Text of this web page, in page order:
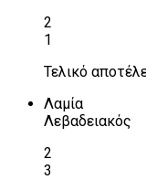
2
1
Τελικό
Λαμία
Λεβαδειακός
2
3